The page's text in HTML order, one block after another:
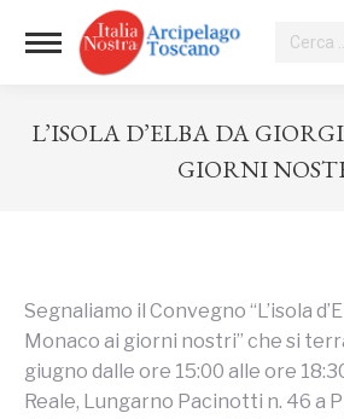
Cerca:
L’ISOLA D’ELBA DA
GIORNI
Segnaliamo il Convegno “L’isola
Monaco ai giorni nostri” che si
giugno dalle ore 15:00 alle ore
Reale, Lungarno Pacinotti n. 46 a